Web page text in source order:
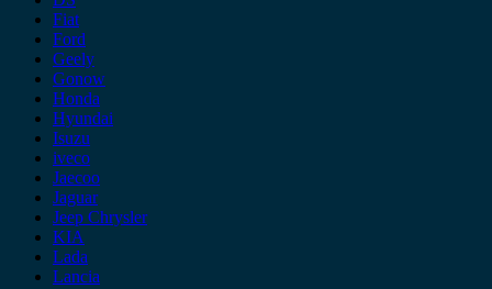
Fiat
Ford
Geely
Gonow
Honda
Hyundai
Isuzu
iveco
Jaecoo
Jaguar
Jeep Chrysler
KIA
Lada
Lancia